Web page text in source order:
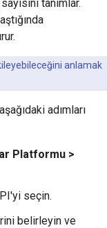
tanımlar.
anlamak
adımları
Platformu >
seçin.
belirleyin ve